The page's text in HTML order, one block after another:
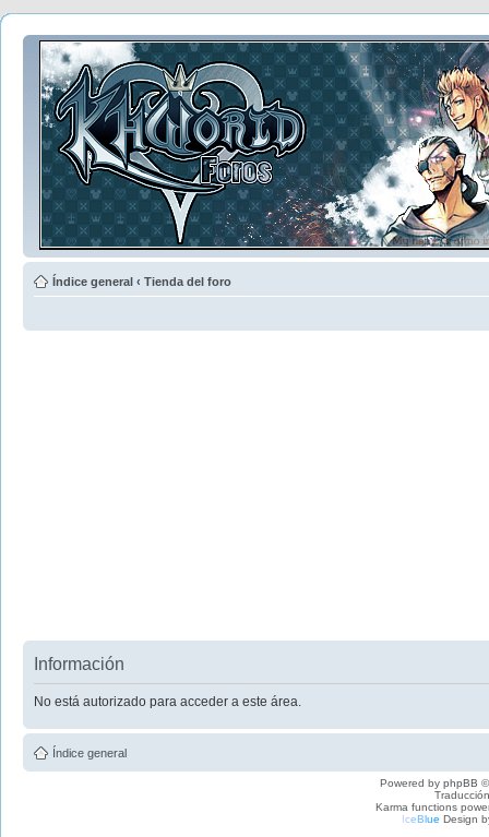
Índice general ‹ Tienda del foro
Información
No está autorizado para acceder a este área.
Índice general
Powered by phpBB
Karma functions
IceBlue Design